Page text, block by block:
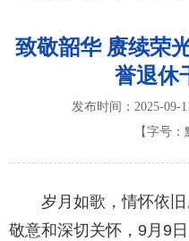
致敬韶华 赓续荣
誉退休
发布时间：2025-09-
【字号：
岁月如歌，情怀依旧
敬意和深切关怀，9月9